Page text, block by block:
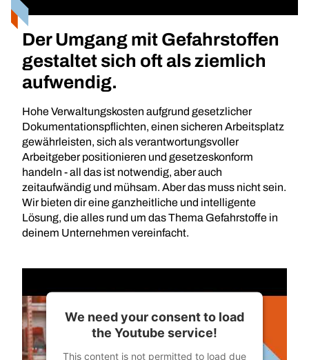
Der Umgang mit Gefahrstoffen
gestaltet sich oft als ziemlich
aufwendig.
Hohe Verwaltungskosten aufgrund gesetzlicher
Dokumentationspflichten, einen sicheren Arbeitsplatz
gewährleisten, sich als verantwortungsvoller
Arbeitgeber positionieren und gesetzeskonform
handeln - all das ist notwendig, aber auch
zeitaufwändig und mühsam. Aber das muss nicht sein.
Wir bieten dir eine ganzheitliche und intelligente
Lösung, die alles rund um das Thema Gefahrstoffe in
deinem Unternehmen vereinfacht.
We need your consent to load
the Youtube service!
This content is not permitted to load due